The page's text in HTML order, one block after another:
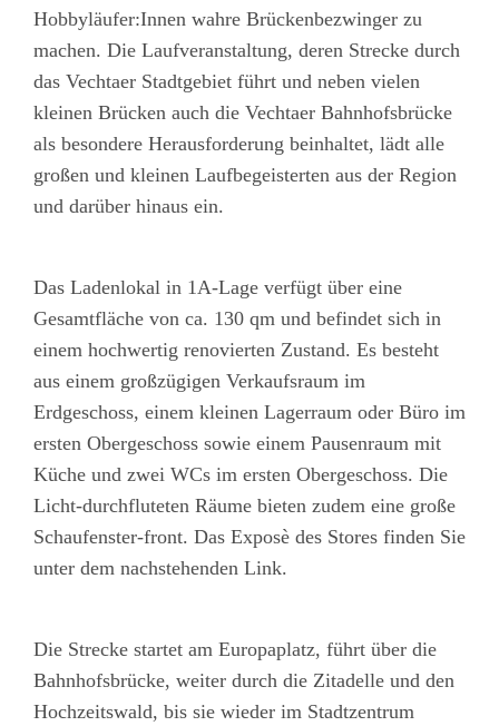
Hobbyläufer:Innen wahre Brückenbezwinger zu
machen. Die Laufveranstaltung, deren Strecke durch
das Vechtaer Stadtgebiet führt und neben vielen
kleinen Brücken auch die Vechtaer Bahnhofsbrücke
als besondere Herausforderung beinhaltet, lädt alle
großen und kleinen Laufbegeisterten aus der Region
und darüber hinaus ein.
Das Ladenlokal in 1A-Lage verfügt über eine
Gesamtfläche von ca. 130 qm und befindet sich in
einem hochwertig renovierten Zustand. Es besteht
aus einem großzügigen Verkaufsraum im
Erdgeschoss, einem kleinen Lagerraum oder Büro im
ersten Obergeschoss sowie einem Pausenraum mit
Küche und zwei WCs im ersten Obergeschoss. Die
Licht-durchfluteten Räume bieten zudem eine große
Schaufenster-front. Das Exposè des Stores finden Sie
unter dem nachstehenden Link.
Die Strecke startet am Europaplatz, führt über die
Bahnhofsbrücke, weiter durch die Zitadelle und den
Hochzeitswald, bis sie wieder im Stadtzentrum